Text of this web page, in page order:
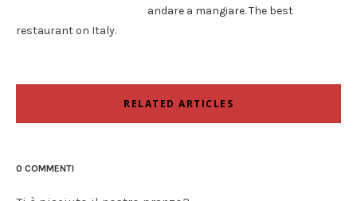
andare a mangiare. The best
restaurant on Italy.
RELATED ARTICLES
0 COMMENTI